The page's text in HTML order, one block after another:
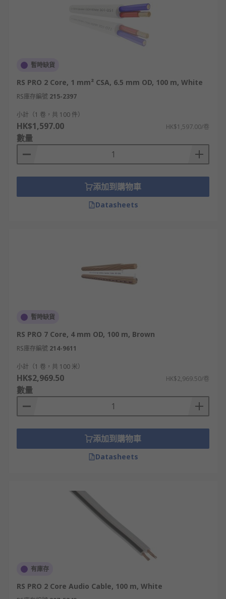
喇叭線材推薦
喇叭線是專門為連接揚聲器和放大器而設計的，而喇
叭線材更加是不少音響發燒友經常關注的重點。不同
音響線材的價錢、規格可以有很大的分別，你應該根
比較多人推薦的喇叭線材：
銀銅複合線
純銀線
混編線
無論是發燒喇叭線還是標準喇叭線，先了解喇叭線價
錢和規格可以幫助你做出更好的選擇。
選購精選音響線、發燒喇叭
線、以及其他音響連接配件。精選品牌包括
Belden、Cable Power
即日訂購，最快次日發貨，網上落單滿額即享免運
暫時缺貨
RS PRO 2 Core, 1 mm² CSA, 6.5 mm OD, 100 m, White
RS庫存編號 215-2397
小計（1 卷，共 100 件）
HK$1,597.00 HK$1,597.00/卷
數量
添加到購物車
Datasheets
暫時缺貨
RS PRO 7 Core, 4 mm OD, 100 m, Brown
RS庫存編號 214-9611
小計（1 卷，共 100 米）
HK$2,969.50 HK$2,969.50/卷
數量
添加到購物車
Datasheets
有庫存
RS PRO 2 Core Audio Cable, 100 m, White